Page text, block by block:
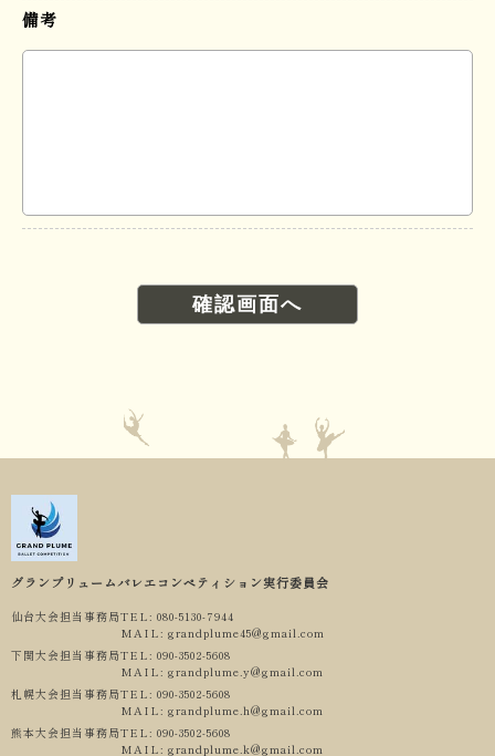
備考
グランプリュームバレエコンペティション実行委員会
仙台大会担当事務局TEL: 080-5130-7944
MAIL: grandplume45@gmail.com
下関大会担当事務局TEL: 090-3502-5608
MAIL: grandplume.y@gmail.com
札幌大会担当事務局TEL: 090-3502-5608
MAIL: grandplume.h@gmail.com
熊本大会担当事務局TEL: 090-3502-5608
MAIL: grandplume.k@gmail.com